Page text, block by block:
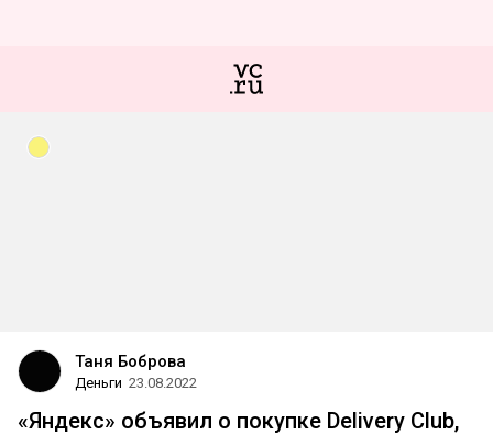
Таня Боброва
Деньги 23.08.2022
«Яндекс» объявил о покупке Delivery Club,